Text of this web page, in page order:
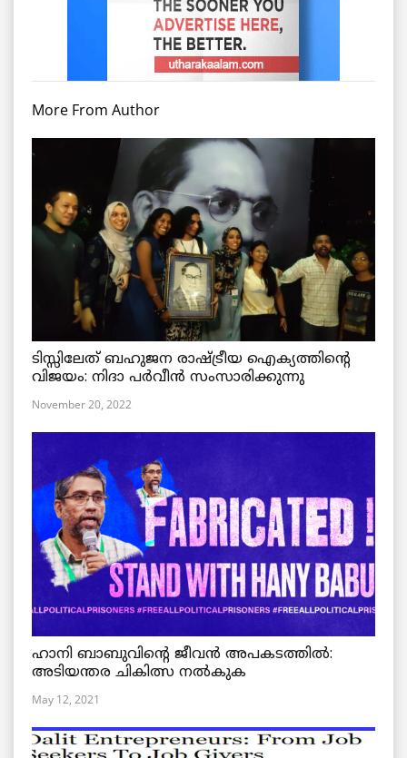
More From Author
ടിസ്സിലേത് ബഹുജന രാഷ്ട്രീയ ഐക്യത്തിന്റെ
വിജയം: നിദാ പർവീൻ സംസാരിക്കുന്നു
November 20, 2022
ഹാനി ബാബുവിന്റെ ജീവൻ അപകടത്തിൽ:
അടിയന്തര ചികിത്സ നൽകുക
May 12, 2021